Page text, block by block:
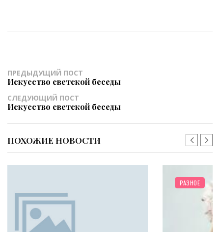
ПРЕДЫДУЩИЙ ПОСТ
Искусство светской беседы
СЛЕДУЮЩИЙ ПОСТ
Искусство светской беседы
ПОХОЖИЕ НОВОСТИ